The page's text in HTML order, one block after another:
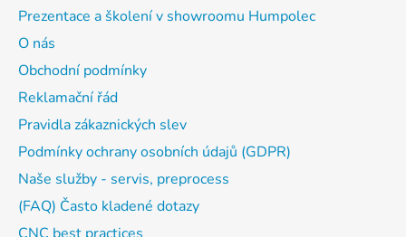
Prezentace a školení v showroomu Humpolec
O nás
Obchodní podmínky
Reklamační řád
Pravidla zákaznických slev
Podmínky ochrany osobních údajů (GDPR)
Naše služby - servis, preprocess
(FAQ) Často kladené dotazy